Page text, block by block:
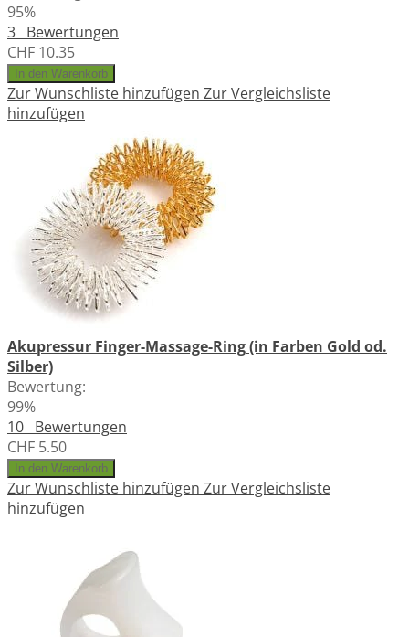
95%
3 Bewertungen
CHF 10.35
In den Warenkorb
Zur Wunschliste hinzufügen Zur Vergleichsliste
hinzufügen
Akupressur Finger-Massage-Ring (in Farben Gold od.
Silber)
Bewertung:
99%
10 Bewertungen
CHF 5.50
In den Warenkorb
Zur Wunschliste hinzufügen Zur Vergleichsliste
hinzufügen